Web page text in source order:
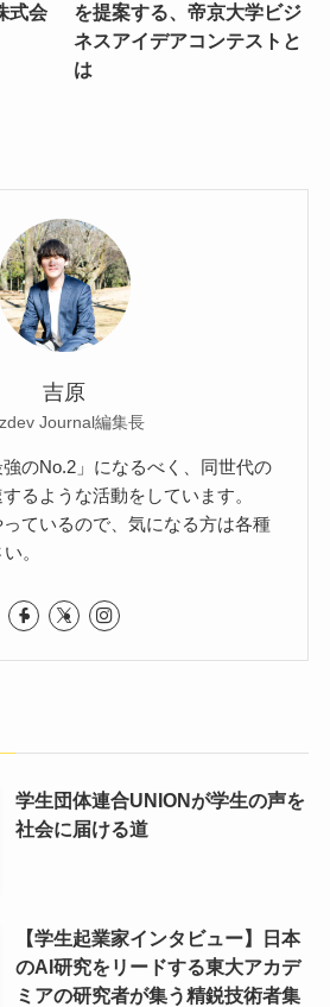
式会
を提案する、帝京大学ビジ
ネスアイデアコンテストと
は
吉原
Journal編集長
強のNo.2」になるべく、同世代の
るような活動をしています。
ているので、気になる方は各種
。
学生団体連合UNIONが学生の声を
社会に届ける道
【学生起業家インタビュー】日本
のAI研究をリードする東大アカデ
ミアの研究者が集う精鋭技術者集